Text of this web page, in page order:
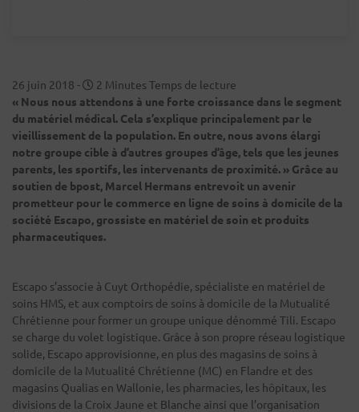
26 juin 2018 -
2 Minutes Temps de lecture
« Nous nous attendons à une forte croissance dans le segment
du matériel médical. Cela s’explique principalement par le
vieillissement de la population. En outre, nous avons élargi
notre groupe cible à d’autres groupes d’âge, tels que les jeunes
parents, les sportifs, les intervenants de proximité. » Grâce au
soutien de bpost, Marcel Hermans entrevoit un avenir
prometteur pour le commerce en ligne de soins à domicile de la
société Escapo, grossiste en matériel de soin et produits
pharmaceutiques.
Escapo s’associe à Cuyt Orthopédie, spécialiste en matériel de
soins HMS, et aux comptoirs de soins à domicile de la Mutualité
Chrétienne pour former un groupe unique dénommé Tili. Escapo
se charge du volet logistique. Grâce à son propre réseau logistique
solide, Escapo approvisionne, en plus des magasins de soins à
domicile de la Mutualité Chrétienne (MC) en Flandre et des
magasins Qualias en Wallonie, les pharmacies, les hôpitaux, les
divisions de la Croix Jaune et Blanche ainsi que l’organisation